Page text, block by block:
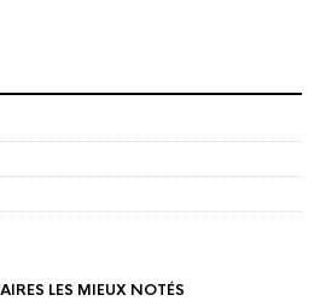
LES MIEUX NOTÉS